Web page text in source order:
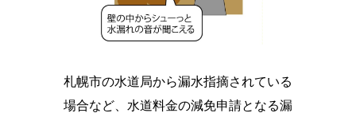
札幌市の水道局から漏水指摘されている
場合など、 水道料金の減免申請となる漏